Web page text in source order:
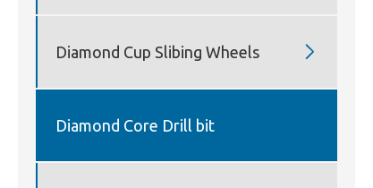
Diamond Cup Slibing Wheels 
Diamond Core Drill bit